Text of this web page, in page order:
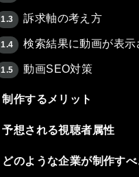
1.3 訴求軸の考え方
1.4 検索結果に動画が表示
1.5 動画SEO対策
制作するメリット
予想される視聴者属性
どのような企業が制作す